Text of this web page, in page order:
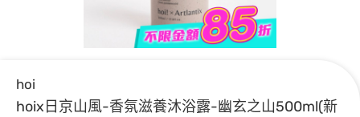
hoi
hoix日京山風-香氛滋養沐浴露-幽玄之山500ml(新